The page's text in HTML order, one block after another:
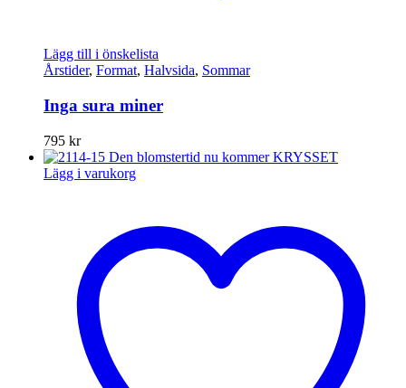
Lägg till i önskelista
Årstider, Format, Halvsida, Sommar
Inga sura miner
795 kr
Lägg i varukorg